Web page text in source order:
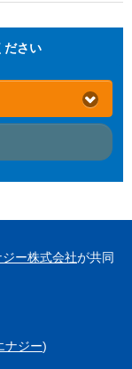
ださい
ー株式会社が共同
ナジー)